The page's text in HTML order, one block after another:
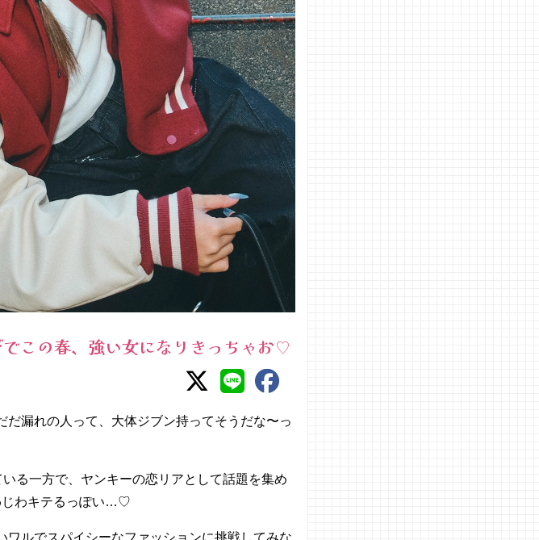
この春、強い女になりきっちゃお♡
漏れの人って、大体ジブン持ってそうだな〜っ
る一方で、ヤンキーの恋リアとして話題を集め
じわキテるっぽい…♡
ルでスパイシーなファッションに挑戦してみな